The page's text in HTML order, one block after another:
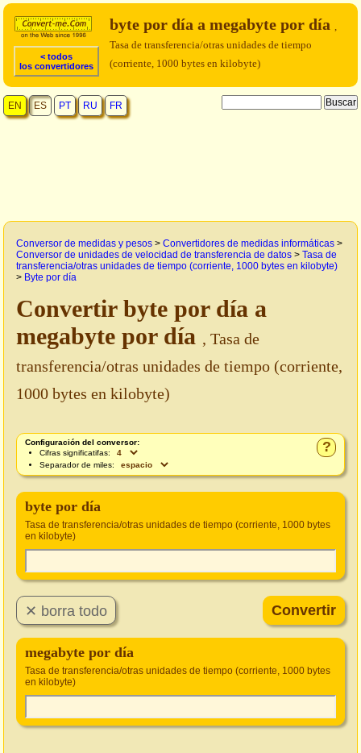
< todos
los convertidores
byte por día a megabyte por día ,
Tasa de transferencia/otras unidades de tiempo
(corriente, 1000 bytes en kilobyte)
EN ES PT RU FR
Conversor de medidas y pesos > Convertidores de medidas informáticas >
Conversor de unidades de velocidad de transferencia de datos > Tasa de
transferencia/otras unidades de tiempo (corriente, 1000 bytes en kilobyte)
> Byte por día
Convertir byte por día a
megabyte por día , Tasa de
transferencia/otras unidades de tiempo (corriente,
1000 bytes en kilobyte)
?
Configuración del conversor:
Cifras significatifas:
Separador de miles:
byte por día
Tasa de transferencia/otras unidades de tiempo (corriente, 1000 bytes
en kilobyte)
megabyte por día
Tasa de transferencia/otras unidades de tiempo (corriente, 1000 bytes
en kilobyte)